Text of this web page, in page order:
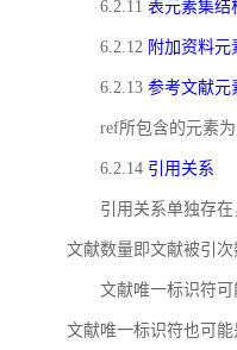
6.2.11 表元素集结
6.2.12 附加资料元
6.2.13 参考文献元
ref所包含的元素
6.2.14 引用关系
引用关系单独存
文献数量即文献被引
文献唯一标识符
文献唯一标识符也可